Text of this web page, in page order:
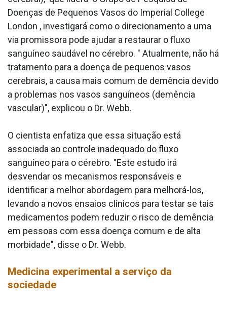
Doenças de Pequenos Vasos do Imperial College
London , investigará como o direcionamento a uma
via promissora pode ajudar a restaurar o fluxo
sanguíneo saudável no cérebro. " Atualmente, não há
tratamento para a doença de pequenos vasos
cerebrais, a causa mais comum de demência devido
a problemas nos vasos sanguíneos (demência
vascular)", explicou o Dr. Webb.
O cientista enfatiza que essa situação está
associada ao controle inadequado do fluxo
sanguíneo para o cérebro. "Este estudo irá
desvendar os mecanismos responsáveis e
identificar a melhor abordagem para melhorá-los,
levando a novos ensaios clínicos para testar se tais
medicamentos podem reduzir o risco de demência
em pessoas com essa doença comum e de alta
morbidade", disse o Dr. Webb.
Medicina experimental a serviço da
sociedade